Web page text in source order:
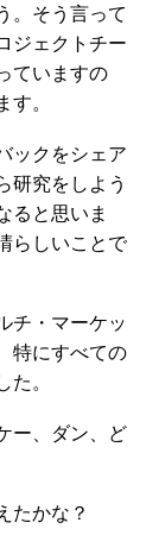
。そう言って
ジェクトチー
ていますの
。
ックをシェア
研究をしよう
ると思いま
らしいことで
チ・マーケッ
特にすべての
。
ー、ダン、ど
たかな？